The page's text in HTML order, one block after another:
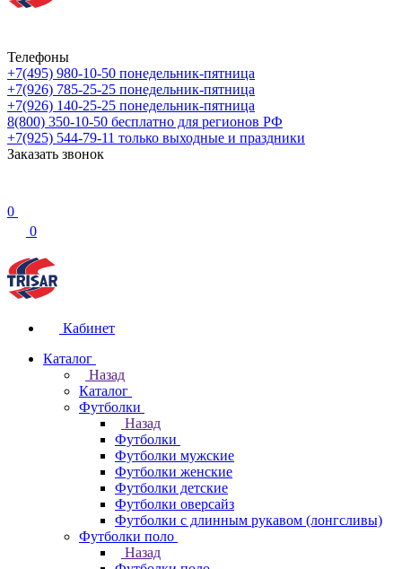
Телефоны
+7(495) 980-10-50 понедельник-пятница
+7(926) 785-25-25 понедельник-пятница
+7(926) 140-25-25 понедельник-пятница
8(800) 350-10-50 бесплатно для регионов РФ
+7(925) 544-79-11 только выходные и праздники
Заказать звонок
0
0
Кабинет
Каталог
Назад
Каталог
Футболки
Назад
Футболки
Футболки мужские
Футболки женские
Футболки детские
Футболки оверсайз
Футболки с длинным рукавом (лонгсливы)
Футболки поло
Назад